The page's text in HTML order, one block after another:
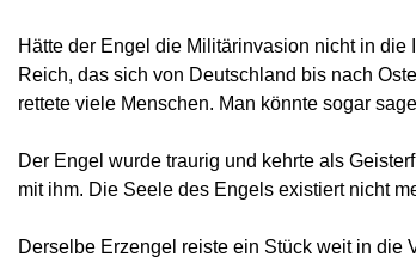
Hätte der Engel die Militärinvasion nicht in
Reich, das sich von Deutschland bis nach
rettete viele Menschen. Man könnte sogar
Der Engel wurde traurig und kehrte als
mit ihm. Die Seele des Engels existiert nicht
Derselbe Erzengel reiste ein Stück weit in die